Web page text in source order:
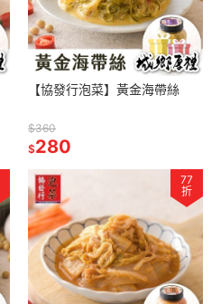
【協發行泡菜】黃金海帶絲
$360
$280
77
折